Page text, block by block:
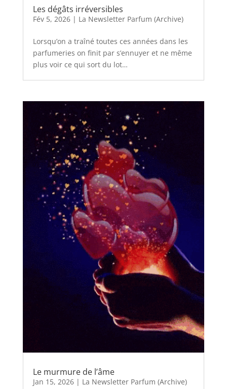
Les dégâts irréversibles
Fév 5, 2026| La Newsletter Parfum (Archive)
Lorsqu’on a traîné toutes ces années dans les
parfumeries on finit par s’ennuyer et ne même
plus voir ce qui sort du lot…
Le murmure de l’âme
Jan 15, 2026| La Newsletter Parfum (Archive)